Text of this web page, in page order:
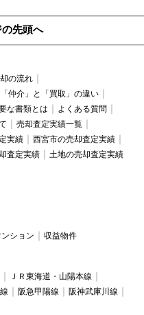
先頭へ
の流れ
「仲介」と「買取」の違い
な書類とは
よくある質問
売却査定実績一覧
実績
西宮市の売却査定実績
査定実績 土地の売却査定実績
ンション 収益物件
ＪＲ東海道・山陽本線
阪急甲陽線
阪神武庫川線